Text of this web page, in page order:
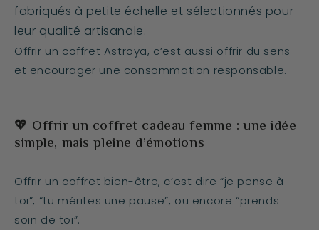
fabriqués à petite échelle et sélectionnés pour
leur qualité artisanale.
Offrir un coffret Astroya, c’est aussi offrir du sens
et encourager une consommation responsable.
💖 Offrir un coffret cadeau femme : une idée
simple, mais pleine d’émotions
Offrir un coffret bien-être, c’est dire “je pense à
toi”, “tu mérites une pause”, ou encore “prends
soin de toi”.